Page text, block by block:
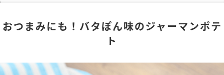
商品情報
おつまみにも！バタぽん味のジャーマンポテ
ト